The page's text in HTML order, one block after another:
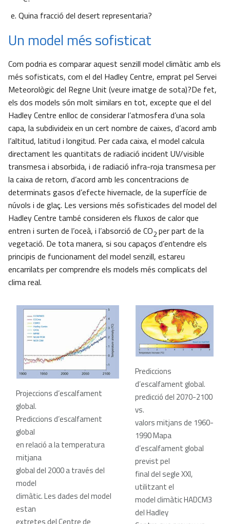
Quina fracció del desert representaria?
Un model més sofisticat
Com podria es comparar aquest senzill model climàtic amb els
més sofisticats, com el del Hadley Centre, emprat pel Servei
Meteorològic del Regne Unit (veure imatge de sota)?De fet,
els dos models són molt similars en tot, excepte que el del
Hadley Centre enlloc de considerar l’atmosfera d’una sola
capa, la subdivideix en un cert nombre de caixes, d’acord amb
l’altitud, latitud i longitud. Per cada caixa, el model calcula
directament les quantitats de radiació incident UV/visible
transmesa i absorbida, i de radiació infra-roja transmesa per
la caixa de retorn, d’acord amb les concentracions de
determinats gasos d’efecte hivernacle, de la superfície de
núvols i de glaç. Les versions més sofisticades del model del
Hadley Centre també consideren els fluxos de calor que
entren i surten de l’oceà, i l’absorció de CO2 per part de la
vegetació. De tota manera, si sou capaços d’entendre els
principis de funcionament del model senzill, estareu
encarrilats per comprendre els models més complicats del
clima real.
Projeccions d’escalfament
global.
Prediccions d’escalfament
global
en relació a la temperatura
mitjana
global del 2000 a través del
model
climàtic. Les dades del model
estan
Prediccions
d’escalfament global.
predicció del 2070-2100
vs.
valors mitjans de 1960-
1990 Mapa
d’escalfament global
previst pel
final del segle XXI,
utilitzant el
model climàtic HADCM3
del Hadley